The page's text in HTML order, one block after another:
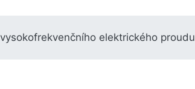
elektrického proudu